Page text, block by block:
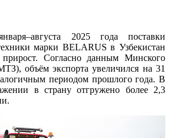
2025 года поставки
марки BELARUS в Узбекистан
прирост. Согласно данным Минского
объём экспорта увеличился на 31
периодом прошлого года. В
в страну отгружено более 2,3